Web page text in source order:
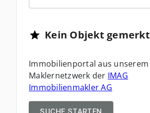
Kein Objekt gemerkt
Immobilienportal aus unserem
Maklernetzwerk der IMAG
Immobilienmakler AG